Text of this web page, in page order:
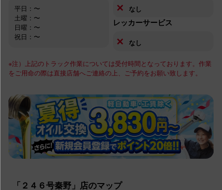
平日：〜
土曜：〜
日曜：〜
祝日：〜
✕ なし
レッカーサービス
✕ なし
※注）上記のトラック作業については受付時間となっております。作業
をご用命の際は直接店舗へご連絡の上、ご予約をお願い致します。
「２４６号秦野」店のマップ